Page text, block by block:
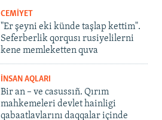
CEMİYET
"Er şeyni eki künde taşlap kettim".
Seferberlik qorqusı rusiyelilerni
kene memleketten quva
İNSAN AQLARI
Bir an – ve casussıñ. Qırım
mahkemeleri devlet hainligi
qabaatlavlarını daqqalar içinde